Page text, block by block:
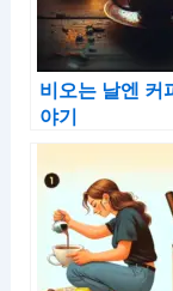
비오는 날엔 커
야기